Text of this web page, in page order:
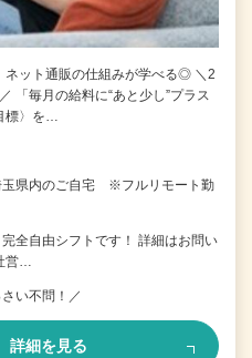
ネット通販の仕組みが学べる◎ ＼2
「毎月の給料に“あと少し”プラス
標〉を…
玉県内のご自宅 ※フルリモート勤
全自由シフトです！ 詳細はお問い
営…
い不問！／
詳細を見る